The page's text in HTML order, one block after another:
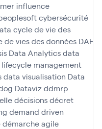
influence
cybersécurité
cycle de vie des
de vies des données DAF
Data Analyticsdata
management
data visualisation Data
Datavizddmrp
décisionsdécret
demand driven
démarche agile